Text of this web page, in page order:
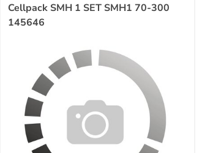
Cellpack SMH 1 SET SMH1 70-300
145646